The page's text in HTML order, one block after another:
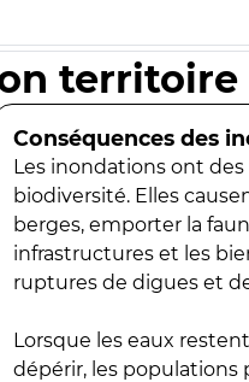
territoire
Conséquences des
Les inondations ont
biodiversité. Elles
berges, emporter la
infrastructures et les
ruptures de digues et
Lorsque les eaux
dépérir, les populations